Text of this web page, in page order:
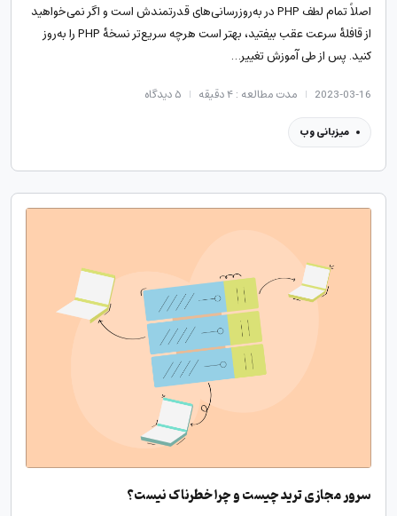
اصلاً تمام لطف PHP در به‌روزرسانی‌های قدرتمندش است و اگر نمی‌خواهید
از قافلهٔ سرعت عقب بیفتید، بهتر است هرچه سریع‌تر نسخهٔ PHP را به‌روز
کنید. پس از طی آموزش تغییر…
2023-03-16 مدت مطالعه : ۴ دقیقه ۵دیدگاه
میزبانی وب
سرور مجازی ترید چیست و چرا خطرناک نیست؟